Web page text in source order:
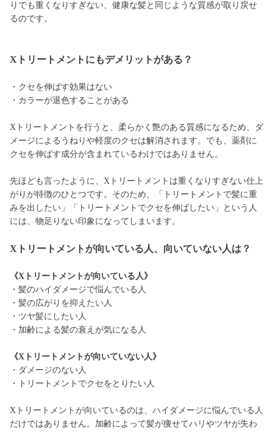
りでも重くなりすぎない、健康な髪と同じような質感が取り戻せ
るのです。
Xトリートメントにもデメリットがある？
・クセを伸ばす効果はない
・カラーが退色することがある
Xトリートメントを行うと、柔らかく艶のある質感になるため、ダ
メージによるうねりや軽度のクセは解消されます。でも、薬剤に
クセを伸ばす成分が含まれているわけではありません。
先ほども言ったように、Xトリートメントは重くなりすぎない仕上
がりが特徴のひとつです。そのため、「トリートメントで髪に重
みを出したい」「トリートメントでクセを伸ばしたい」という人
には、物足りない印象になってしまいます。
Xトリートメントが向いている人、向いていない人は？
《Xトリートメントが向いている人》
・髪のハイダメージで悩んでいる人
・髪の広がりを抑えたい人
・ツヤ髪にしたい人
・加齢による髪の衰えが気になる人
《Xトリートメントが向いていない人》
・ダメージのない人
・トリートメントでクセをとりたい人
Xトリートメントが向いているのは、ハイダメージに悩んでいる人
だけではありません。加齢によって髪が痩せてハリやツヤが失わ